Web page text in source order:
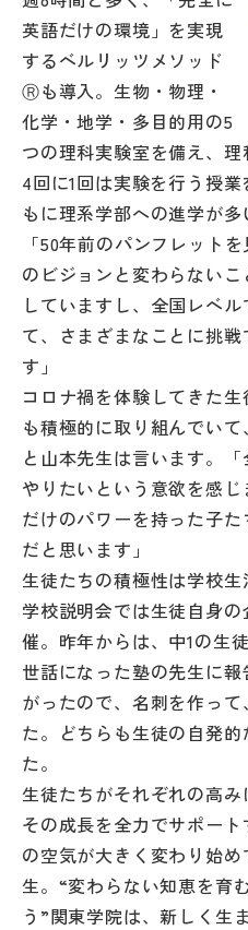
英語だけの環境」を実現
するベルリッツメソッド
Ⓡも導入。生物・物理・
化学・地学・多目的用の5
つの理科実験室を備え、
4回に1回は実験を行う授
もに理系学部への進学が多
「50年前のパンフレット
のビジョンと変わらない
していますし、全国レベ
て、さまざまなことに挑
す」
コロナ禍を体験してきた
も積極的に取り組んでい
と山本先生は言います。
やりたいという意欲を感
だけのパワーを持った子
だと思います」
生徒たちの積極性は学校生
学校説明会では生徒自身
催。昨年からは、中1の生
世話になった塾の先生に
がったので、名刺を作っ
た。どちらも生徒の自発
た。
生徒たちがそれぞれの高
その成長を全力でサポー
の空気が大きく変わり始
生。“変わらない知恵を育
う”関東学院は、新しく生